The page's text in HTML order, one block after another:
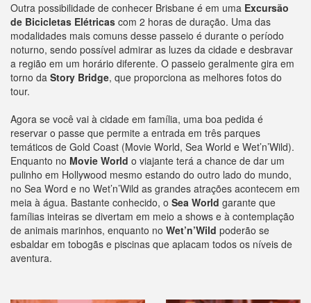
Outra possibilidade de conhecer Brisbane é em uma Excursão
de Bicicletas Elétricas com 2 horas de duração. Uma das
modalidades mais comuns desse passeio é durante o período
noturno, sendo possível admirar as luzes da cidade e desbravar
a região em um horário diferente. O passeio geralmente gira em
torno da Story Bridge, que proporciona as melhores fotos do
tour.
Agora se você vai à cidade em família, uma boa pedida é
reservar o passe que permite a entrada em três parques
temáticos de Gold Coast (Movie World, Sea World e Wet’n’Wild).
Enquanto no Movie World o viajante terá a chance de dar um
pulinho em Hollywood mesmo estando do outro lado do mundo,
no Sea Word e no Wet’n’Wild as grandes atrações acontecem em
meia à água. Bastante conhecido, o Sea World garante que
famílias inteiras se divertam em meio a shows e à contemplação
de animais marinhos, enquanto no Wet’n’Wild poderão se
esbaldar em tobogãs e piscinas que aplacam todos os níveis de
aventura.